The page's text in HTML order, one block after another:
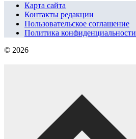
Карта сайта
Контакты редакции
Пользовательское соглашение
Политика конфиденциальности
© 2026